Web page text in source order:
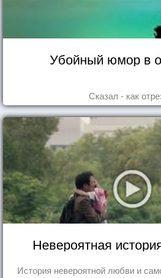
Убойный юмор в
Сказал - как
Невероятная
История невероятной любви и